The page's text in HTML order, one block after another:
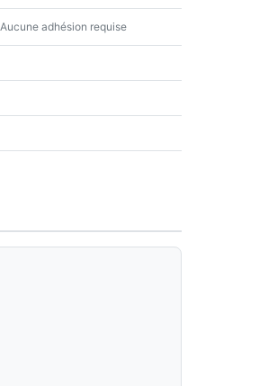
Aucune adhésion requise